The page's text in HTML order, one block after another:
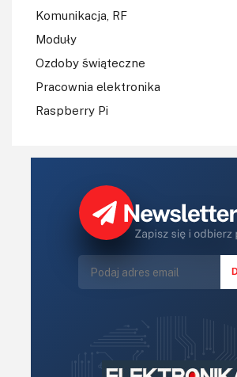
Komunikacja, RF
Moduły
Ozdoby świąteczne
Pracownia elektronika
Raspberry Pi
Robotyka
Sterowniki silników
Technika μP, μC, PLD
Termometry i termostaty